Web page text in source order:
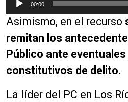
u
d
i
o
e
p
r
o
d
u
t
00:00
Asimismo, en el recurso
remitan los
Público ante
constitutivos de delito.
La líder del PC en Los